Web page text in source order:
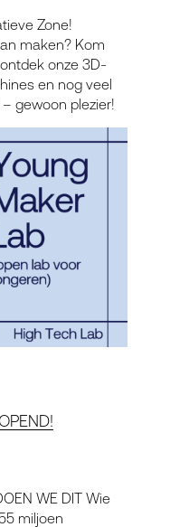
Zone!
maken? Kom
onze 3D-
en nog veel
gewoon plezier!
WE DIT Wie
miljoen